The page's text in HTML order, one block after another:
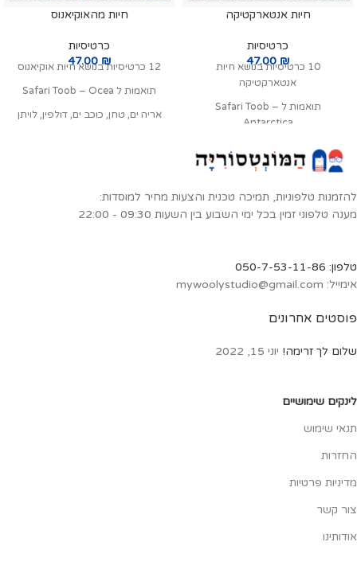
חיות אנטארקטיקה
כרטיסיות
47.00 ₪
10 כרטיסיות בנושא חיות
אנטארקטיקה
תואמות ל Safari Toob –
Antarctica
פינגוין קיסרי, ראשתן גדול ראש, דב ים
אנטרקטי, פינגוין מציץ מערבי, לויתן
קטלן, פנגוין רצועת הסנטר, כלב ים
לובדון הסרטנים, לויתן כחול
חיות מהאוקיאנוס
כרטיסיות
47.00 ₪
12 כרטיסיות בנושא חיות אוקיאנוס
תואמות ל Safari Toob – Ocea
אריה ים, טחן, כוכב ים, דולפין, לויתן
מהאוקיאנוס
לינקים שימושיים
תנאי שימוש
החזרות
מדיניות פרטיות
צור קשר
אודותינו
פוסטים אחרונים
שלום לך זרימה! יוני 15, 2022
להזמנות טלפוניות, תמיכה טכנית והצעות מחיר למוסדות:
מענה טלפוני זמין בכל ימי השבוע בין השעות 09:30 - 22:00
טלפון: 050-7-53-11-86
אימייל: mywoolystudio@gmail.com